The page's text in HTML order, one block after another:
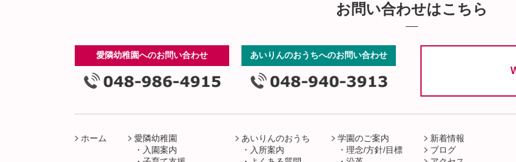
お問い合わせはこちら
愛隣幼稚園へのお問い合わせ あいりんのおうちへのお問い合わせ
ホーム
愛隣幼稚園
入園案内
あいりんのおうち
入所案内
学園のご案内
理念/方針/目標
新着情報
ブログ